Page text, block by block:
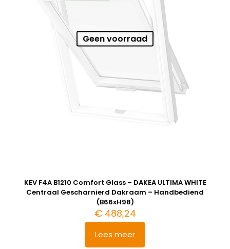
Geen voorraad
KEV F4A B1210 Comfort Glass – DAKEA ULTIMA WHITE
Centraal Gescharnierd Dakraam – Handbediend
(B66xH98)
€488,24
Lees meer